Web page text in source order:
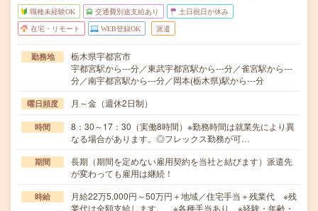
職種未経験OK 交通費別途支給あり 土日祝日が休み
在宅・リモート WEB登録OK 派遣
勤務地
栃木県宇都宮市
宇都宮駅から---分／東武宇都宮駅から---分／雀宮駅から---
分／南宇都宮駅から---分／岡本(栃木県)駅から---分
曜日頻度 月～金（週休2日制）
時間
8：30～17：30（実働8時間）※勤務時間は就業先により異
なる場合があります。◎フレックス勤務が可…
期間
長期（期間を定めない雇用契約を当社と結びます）派遣先
が変わっても雇用は継続！
時給
月給22万5,000円～50万円＋地域／住宅手当＋残業代 ※残
業代は全額支給します。 ※各種手当あり ※経験・年齢・